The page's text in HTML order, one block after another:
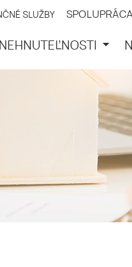
SLUŽBY SPOLUPRÁCA
NEHNUTEĽNOSTI